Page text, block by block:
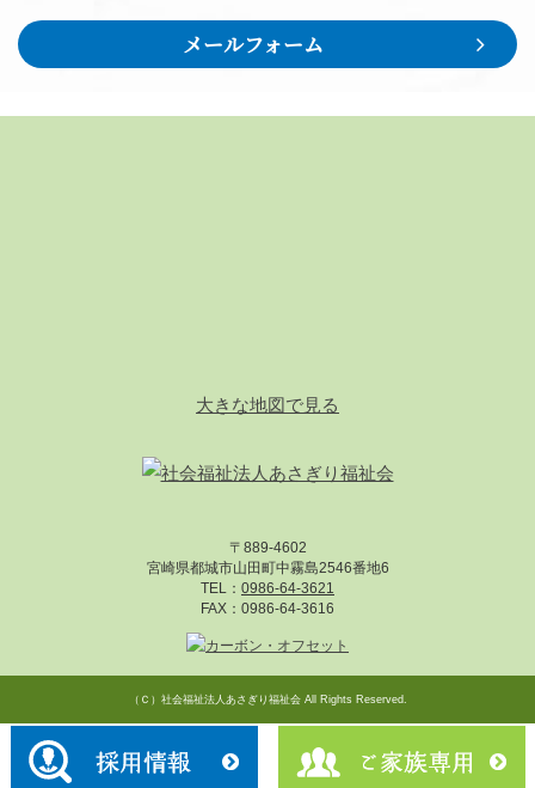
メールフォーム
大きな地図で見る
〒889-4602
宮崎県都城市山田町中霧島2546番地6
TEL： 0986-64-3621
FAX：0986-64-3616
（Ｃ） 社会福祉法人あさぎり福祉会All Rights Reserved.